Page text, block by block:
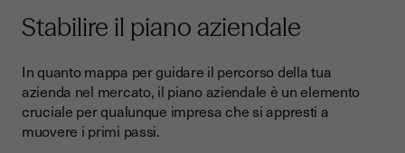
Stabilire il piano aziendale
In quanto mappa per guidare il percorso della tua
azienda nel mercato, il piano aziendale è un elemento
cruciale per qualunque impresa che si appresti a
muovere i primi passi.